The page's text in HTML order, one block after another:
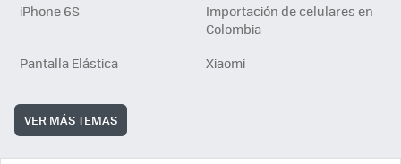
iPhone 6S
Importación de celulares en
Colombia
Pantalla Elástica
Xiaomi
VER MÁS TEMAS